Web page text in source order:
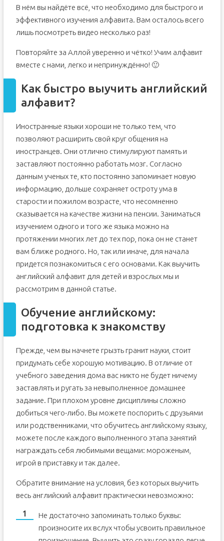
В нём вы найдёте всё, что необходимо для быстрого и
эффективного изучения алфавита. Вам осталось всего
лишь посмотреть видео несколько раз!
Повторяйте за Аллой уверенно и чётко! Учим алфавит
вместе с нами, легко и непринуждённо! 🙂
Как быстро выучить английский
алфавит?
Иностранные языки хороши не только тем, что
позволяют расширить свой круг общения на
иностранцев. Они отлично стимулируют память и
заставляют постоянно работать мозг. Согласно
данным ученых те, кто постоянно запоминает новую
информацию, дольше сохраняет остроту ума в
старости и пожилом возрасте, что несомненно
сказывается на качестве жизни на пенсии. Заниматься
изучением одного и того же языка можно на
протяжении многих лет до тех пор, пока он не станет
вам ближе родного. Но, так или иначе, для начала
придется познакомиться с его основами. Как выучить
английский алфавит для детей и взрослых мы и
рассмотрим в данной статье.
Обучение английскому:
подготовка к знакомству
Прежде, чем вы начнете грызть гранит науки, стоит
придумать себе хорошую мотивацию. В отличие от
учебного заведения дома вас никто не будет ничему
заставлять и ругать за невыполненное домашнее
задание. При плохом уровне дисциплины сложно
добиться чего-либо. Вы можете поспорить с друзьями
или родственниками, что обучитесь английскому языку,
можете после каждого выполненного этапа занятий
награждать себя любимыми вещами: мороженым,
игрой в приставку и так далее.
Обратите внимание на условия, без которых выучить
весь английский алфавит практически невозможно:
Не достаточно запоминать только буквы:
произносите их вслух чтобы усвоить правильное